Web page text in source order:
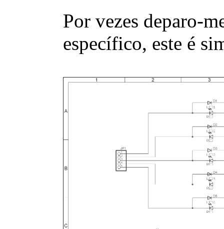
Por vezes deparo-
específico, este é